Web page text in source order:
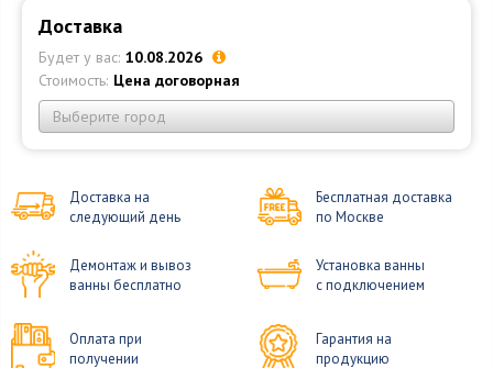
Доставка
Будет у вас: 10.08.2026
Стоимость: Цена договорная
Выберите город
Доставка на
следующий день
Бесплатная доставка
по Москве
Демонтаж и вывоз
ванны бесплатно
Установка ванны
с подключением
Оплата при
получении
Гарантия на
продукцию